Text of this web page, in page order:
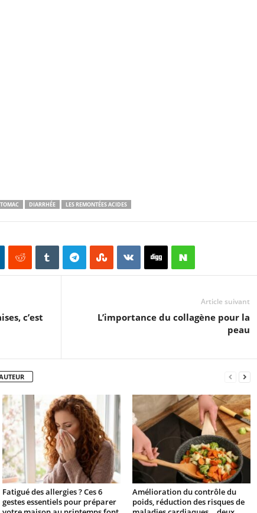
DIARRHÉE LES REMONTÉES ACIDES
c’est
Article suivant
L’importance du collagène pour la
peau
Fatigué des allergies ? Ces 6
gestes essentiels pour préparer
Amélioration du contrôle du
poids, réduction des risques de